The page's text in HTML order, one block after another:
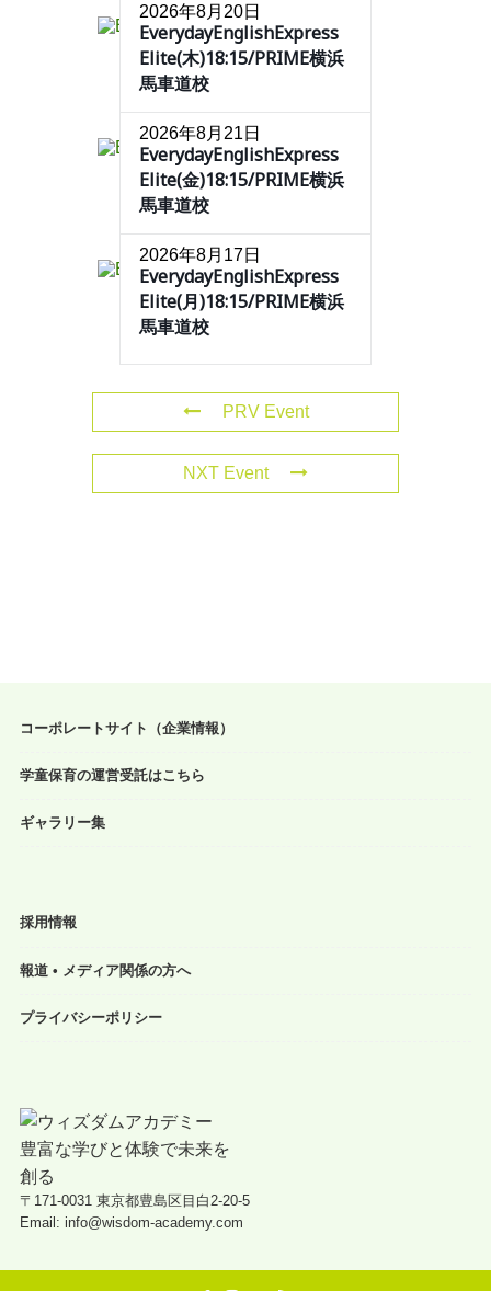
2026年8月20日
EverydayEnglishExpress
Elite(木)18:15/PRIME横浜
馬車道校
2026年8月21日
EverydayEnglishExpress
Elite(金)18:15/PRIME横浜
馬車道校
2026年8月17日
EverydayEnglishExpress
Elite(月)18:15/PRIME横浜
馬車道校
PRV Event
NXT Event
コーポレートサイト（企業情報）
学童保育の運営受託はこちら
ギャラリー集
採用情報
報道 • メディア関係の方へ
プライバシーポリシー
〒171-0031 東京都豊島区目白2-20-5
Email: info@wisdom-academy.com